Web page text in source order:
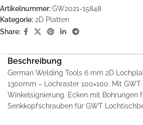
Artikelnummer:GW2021-15848
Kategorie: 2D Platten
Share:
Beschreibung
German Welding Tools 6 mm 2D
1300mm – Lochraster 100×100. Mit
Winkelsignierung. Ecken mit Bohrungen
Senkkopfschrauben für GWT